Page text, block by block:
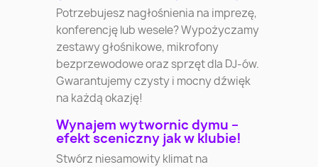
Potrzebujesz nagłośnienia na imprezę,
konferencję lub wesele? Wypożyczamy
zestawy głośnikowe, mikrofony
bezprzewodowe oraz sprzęt dla DJ-ów.
Gwarantujemy czysty i mocny dźwięk
na każdą okazję!
Wynajem wytwornic dymu –
efekt sceniczny jak w klubie!
Stwórz niesamowity klimat na